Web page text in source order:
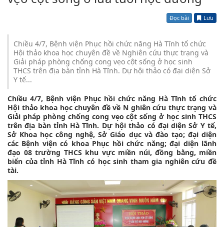
Đọc bài Lưu
Chiều 4/7, Bệnh viện Phục hồi chức năng Hà Tĩnh tổ chức
Hội thảo khoa học chuyên đề về Nghiên cứu thực trạng và
Giải pháp phòng chống cong vẹo cột sống ở học sinh
THCS trên địa bàn tỉnh Hà Tĩnh. Dự hội thảo có đại diện Sở
Y tế...
Chiều 4/7, Bệnh viện Phục hồi chức năng Hà Tĩnh tổ chức
Hội thảo khoa học chuyên đề về N ghiêncứu thực trạng và
Giải pháp phòng chống cong vẹo cột sống ở học sinh THCS
trên địa bàn tỉnh Hà Tĩnh. Dự hội thảo có đại diện Sở Y tế,
Sở Khoa học công nghệ, Sở Giáo dục và đào tạo; đại diện
các Bệnh viện có khoa Phục hồi chức năng; đại diện lãnh
đạo 08 trường THCS khu vực miền núi, đồng bằng, miền
biển của tỉnh Hà Tĩnh có học sinh tham gia nghiên cứu đề
tài.